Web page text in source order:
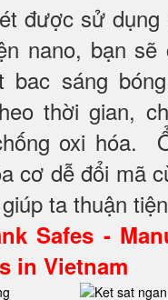
được sử dụng
nano, bạn sẽ
bac sáng
thời gian,
oxi hóa.
cơ dễ đổi mã
ta thuận
Safes -
in Vietnam